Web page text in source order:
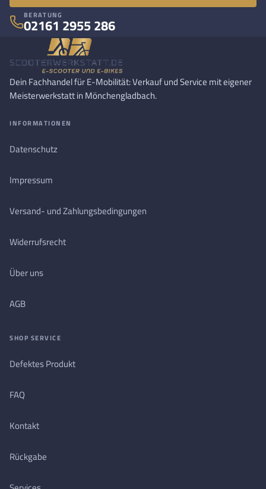
BERATUNG
02161 2955 286
Dein Fachhandel für E-Mobilität: Verkauf und Service mit eigener
Meisterwerkstatt in Mönchengladbach.
INFORMATIONEN
Datenschutz
Impressum
Versand- und Zahlungsbedingungen
Widerrufsrecht
Über uns
AGB
SHOP SERVICE
Defektes Produkt
FAQ
Kontakt
Rückgabe